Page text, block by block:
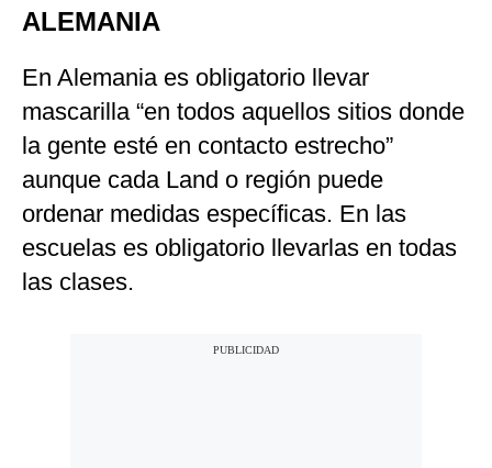
ALEMANIA
En Alemania es obligatorio llevar
mascarilla “en todos aquellos sitios donde
la gente esté en contacto estrecho”
aunque cada Land o región puede
ordenar medidas específicas. En las
escuelas es obligatorio llevarlas en todas
las clases.